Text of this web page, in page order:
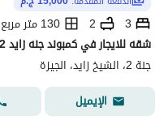
3
2
130 متر مربع
شقه للايجار في كمبوند جنه زايد 2
جنة 2، الشيخ زايد، الجيزة
الإيميل